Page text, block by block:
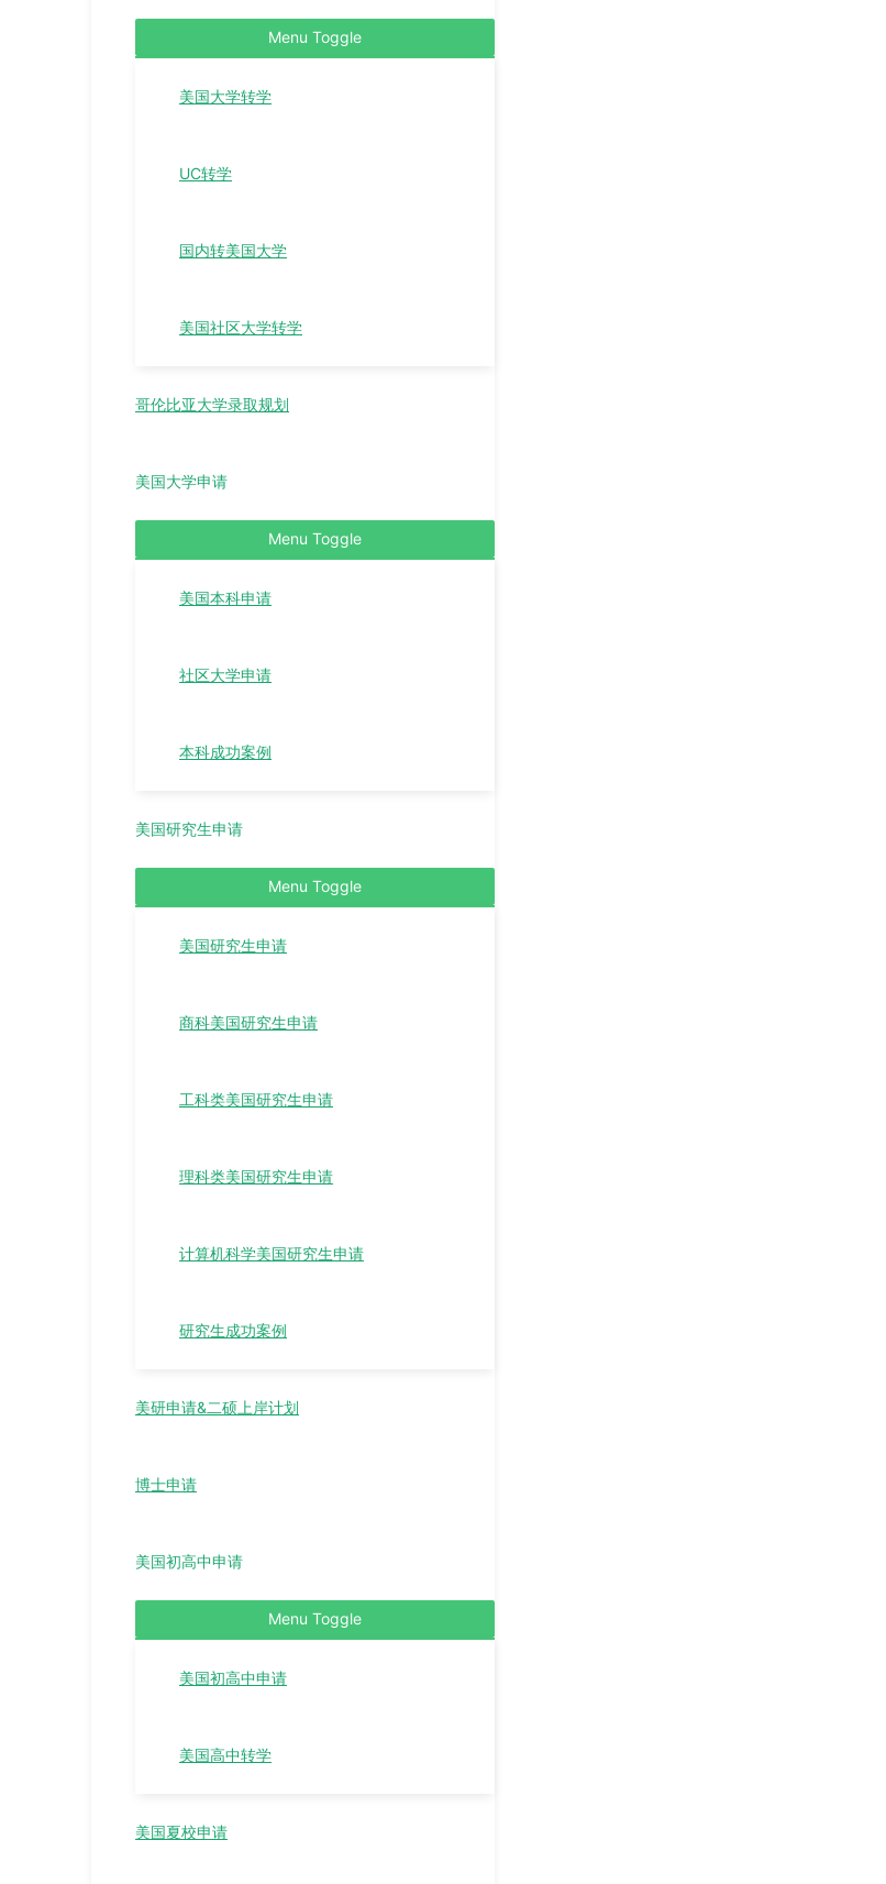
Menu Toggle
美国大学转学
UC转学
国内转美国大学
美国社区大学转学
哥伦比亚大学录取规划
美国大学申请
Menu Toggle
美国本科申请
社区大学申请
本科成功案例
美国研究生申请
Menu Toggle
美国研究生申请
商科美国研究生申请
工科类美国研究生申请
理科类美国研究生申请
计算机科学美国研究生申请
研究生成功案例
美研申请&二硕上岸计划
博士申请
美国初高中申请
Menu Toggle
美国初高中申请
美国高中转学
美国夏校申请